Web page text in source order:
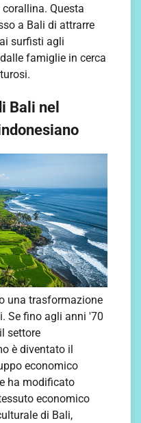
Questa
a Bali di attrarre
surfisti agli
famiglie in cerca
Bali nel
una trasformazione
Se fino agli anni '70
settore
è diventato il
economico
ha modificato
economico
di Bali,